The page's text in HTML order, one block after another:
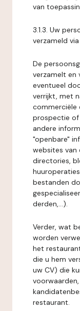
van
3.1.3. Uw
verzameld
De
verzamelt en
eventueel
verrijkt, met
commerciële
prospectie of
andere
"openbare"
websites van
directories,
bestanden
derden,...).
Verder, wat
worden
het
die u hem
uw CV) die
restaurant.